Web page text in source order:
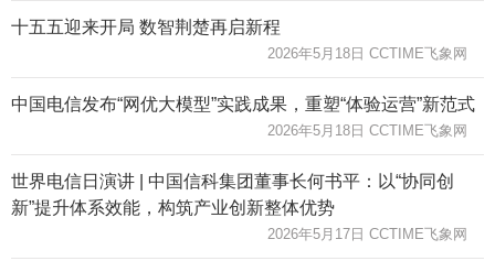
十五五迎来开局 数智荆楚再启新程
2026年5月18日 CCTIME飞象网
中国电信发布“网优大模型”实践成果，重塑“体验运营”新范式
2026年5月18日 CCTIME飞象网
世界电信日演讲 | 中国信科集团董事长何书平：以“协同创
新”提升体系效能，构筑产业创新整体优势
2026年5月17日 CCTIME飞象网